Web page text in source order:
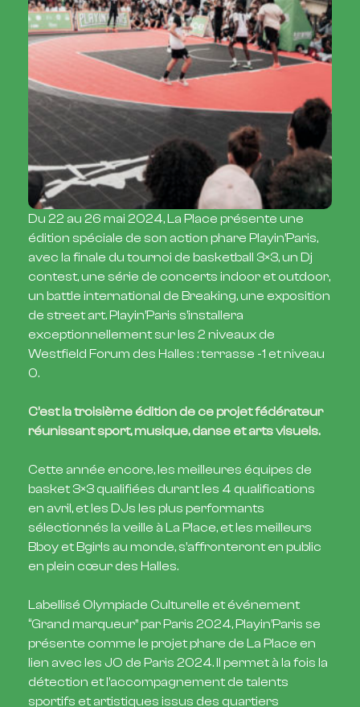
Du 22 au 26 mai 2024, La Place présente une
édition spéciale de son action phare Playin’Paris,
avec la finale du tournoi de basketball 3×3, un Dj
contest, une série de concerts indoor et outdoor,
un battle international de Breaking, une exposition
de street art. Playin’Paris s’installera
exceptionnellement sur les 2 niveaux de
Westfield Forum des Halles : terrasse -1 et niveau
0.
C’est la troisième édition de ce projet fédérateur
réunissant sport, musique, danse et arts visuels.
Cette année encore, les meilleures équipes de
basket 3×3 qualifiées durant les 4 qualifications
en avril, et les DJs les plus performants
sélectionnés la veille à La Place, et les meilleurs
Bboy et Bgirls au monde, s’affronteront en public
en plein cœur des Halles.
Labellisé Olympiade Culturelle et événement
“Grand marqueur” par Paris 2024, Playin’Paris se
présente comme le projet phare de La Place en
lien avec les JO de Paris 2024. Il permet à la fois la
détection et l’accompagnement de talents
sportifs et artistiques issus des quartiers